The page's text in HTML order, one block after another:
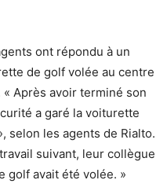
ont répondu à un
de golf volée au centre
Après avoir terminé son
a garé la voiturette
selon les agents de Rialto.
suivant, leur collègue
golf avait été volée. »